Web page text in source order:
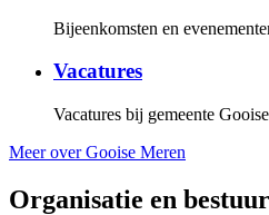
Bijeenkomsten en
Vacatures
Vacatures bij gemeente
Meer over Gooise Meren
Organisatie en bestuur